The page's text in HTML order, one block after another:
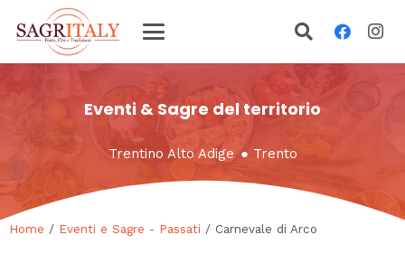
Eventi & Sagre del territorio
Trentino Alto Adige ● Trento
Home / Eventi e Sagre - Passati / Carnevale di Arco